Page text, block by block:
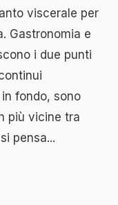
viscerale per
Gastronomia e
i due punti
fondo, sono
più vicine tra
pensa...